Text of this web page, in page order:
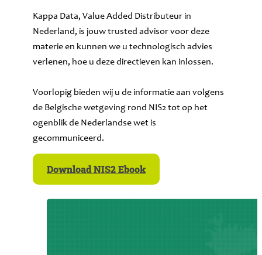
Kappa Data, Value Added Distributeur in
Nederland, is jouw trusted advisor voor deze
materie en kunnen we u technologisch advies
verlenen, hoe u deze directieven kan inlossen.
Voorlopig bieden wij u de informatie aan volgens
de Belgische wetgeving rond NIS2 tot op het
ogenblik de Nederlandse wet is
gecommuniceerd.
Download NIS2 Ebook